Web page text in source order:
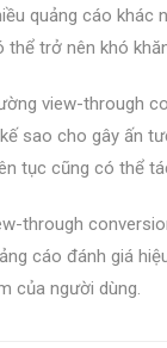
quảng cáo khác
thể trở nên khó
view-through
sao cho gây ấn
tục cũng có thể
through
cáo đánh giá
của người dùng.